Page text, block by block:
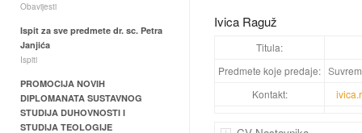
Ivica Raguž
Titula:
Predmete koje predaje: S
Kontakt:
Obavijesti
Ispit za sve predmete dr. sc. Petra
Janjića
Ispiti
PROMOCIJA NOVIH
DIPLOMANATA SUSTAVNOG
STUDIJA DUHOVNOSTI I
STUDIJA TEOLOGIJE